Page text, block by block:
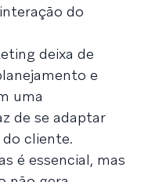
do
deixa de
e
uma
de se adaptar
cliente.
é essencial, mas